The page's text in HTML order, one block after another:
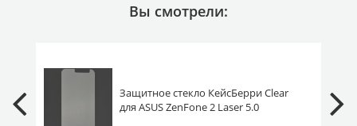
Вы смотрели:
Защитное стекло КейсБерри Clear
для ASUS ZenFone 2 Laser 5.0